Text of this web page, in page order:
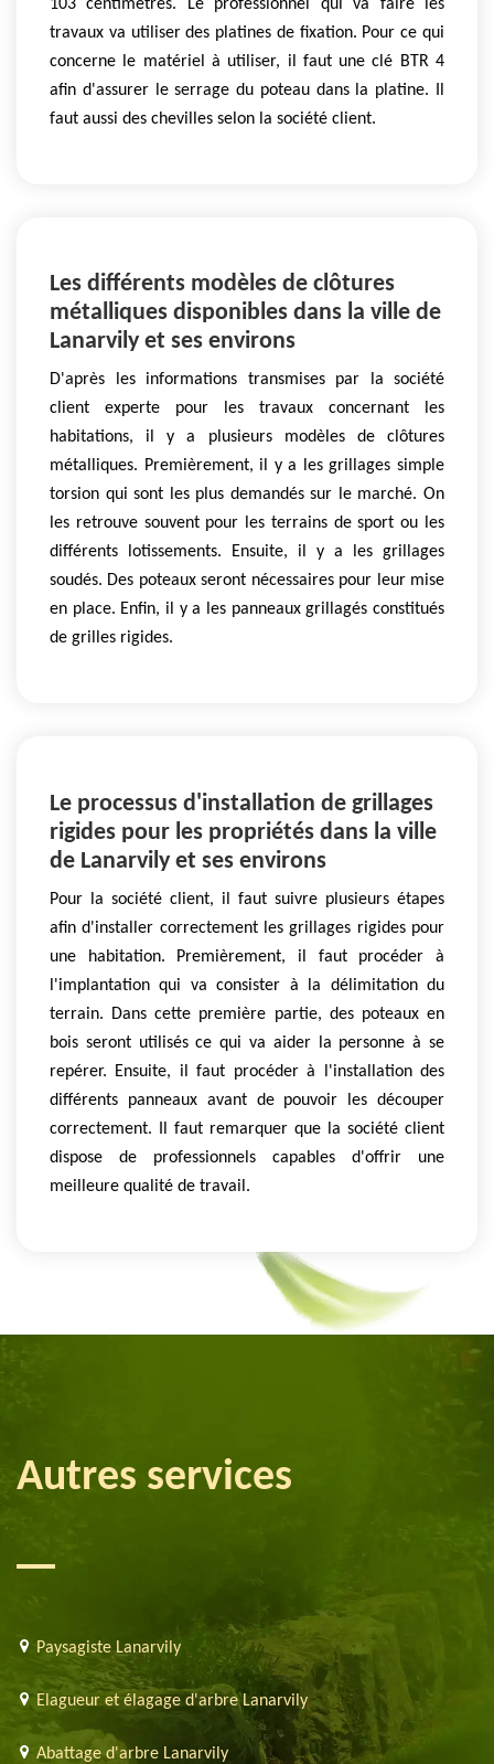
103 centimètres. Le professionnel qui va faire les
travaux va utiliser des platines de fixation. Pour ce qui
concerne le matériel à utiliser, il faut une clé BTR 4
afin d'assurer le serrage du poteau dans la platine. Il
faut aussi des chevilles selon la société client.
Les différents modèles de clôtures
métalliques disponibles dans la ville de
Lanarvily et ses environs
D'après les informations transmises par la société
client experte pour les travaux concernant les
habitations, il y a plusieurs modèles de clôtures
métalliques. Premièrement, il y a les grillages simple
torsion qui sont les plus demandés sur le marché. On
les retrouve souvent pour les terrains de sport ou les
différents lotissements. Ensuite, il y a les grillages
soudés. Des poteaux seront nécessaires pour leur mise
en place. Enfin, il y a les panneaux grillagés constitués
de grilles rigides.
Le processus d'installation de grillages
rigides pour les propriétés dans la ville
de Lanarvily et ses environs
Pour la société client, il faut suivre plusieurs étapes
afin d'installer correctement les grillages rigides pour
une habitation. Premièrement, il faut procéder à
l'implantation qui va consister à la délimitation du
terrain. Dans cette première partie, des poteaux en
bois seront utilisés ce qui va aider la personne à se
repérer. Ensuite, il faut procéder à l'installation des
différents panneaux avant de pouvoir les découper
correctement. Il faut remarquer que la société client
dispose de professionnels capables d'offrir une
meilleure qualité de travail.
Autres services
Paysagiste Lanarvily
Elagueur et élagage d'arbre Lanarvily
Abattage d'arbre Lanarvily